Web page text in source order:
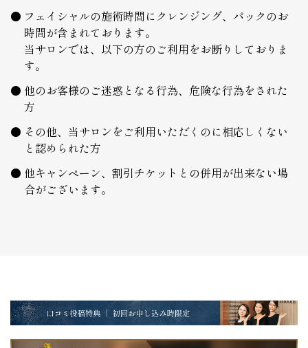
フェイシャルの施術時間にクレンジング、パックのお
時間が含まれております。
当サロンでは、以下の方のご利用をお断りしておりま
す。
他のお客様のご迷惑となる行為、危険な行為をされた
方
その他、当サロンをご利用いただくのに相応しくない
と認められた方
他キャンペーン、割引チケットとの併用が出来ない場
合がございます。